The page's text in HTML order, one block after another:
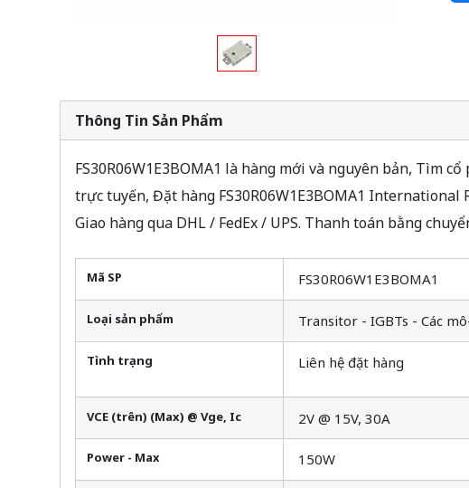
Thông Tin Sản Phẩm
FS30R06W1E3BOMA1 là hàng mới và nguyên bản, Tìm
trực tuyến, Đặt hàng FS30R06W1E3BOMA1
Giao hàng qua DHL / FedEx / UPS. Thanh toán bằng
Mã SP FS30R06W1E3BOMA1
Loại sản phẩm Transitor - IGBTs - Các
Tình trạng Liên hệ đặt hàng
VCE (trên) (Max) @ Vge, Ic 2V @ 15V, 30A
Power - Max 150W